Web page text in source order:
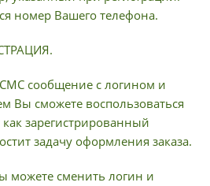
номер Вашего телефона.
сообщение с логином и
Вы сможете воспользоваться
зарегистрированный
задачу оформления заказа.
можете сменить логин и